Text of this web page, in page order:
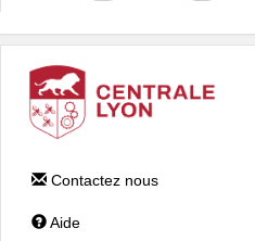
Contactez nous
Aide